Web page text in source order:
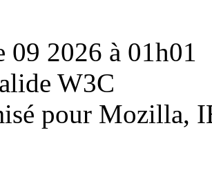
09 2026 à 01h01
W3C
pour Mozilla,